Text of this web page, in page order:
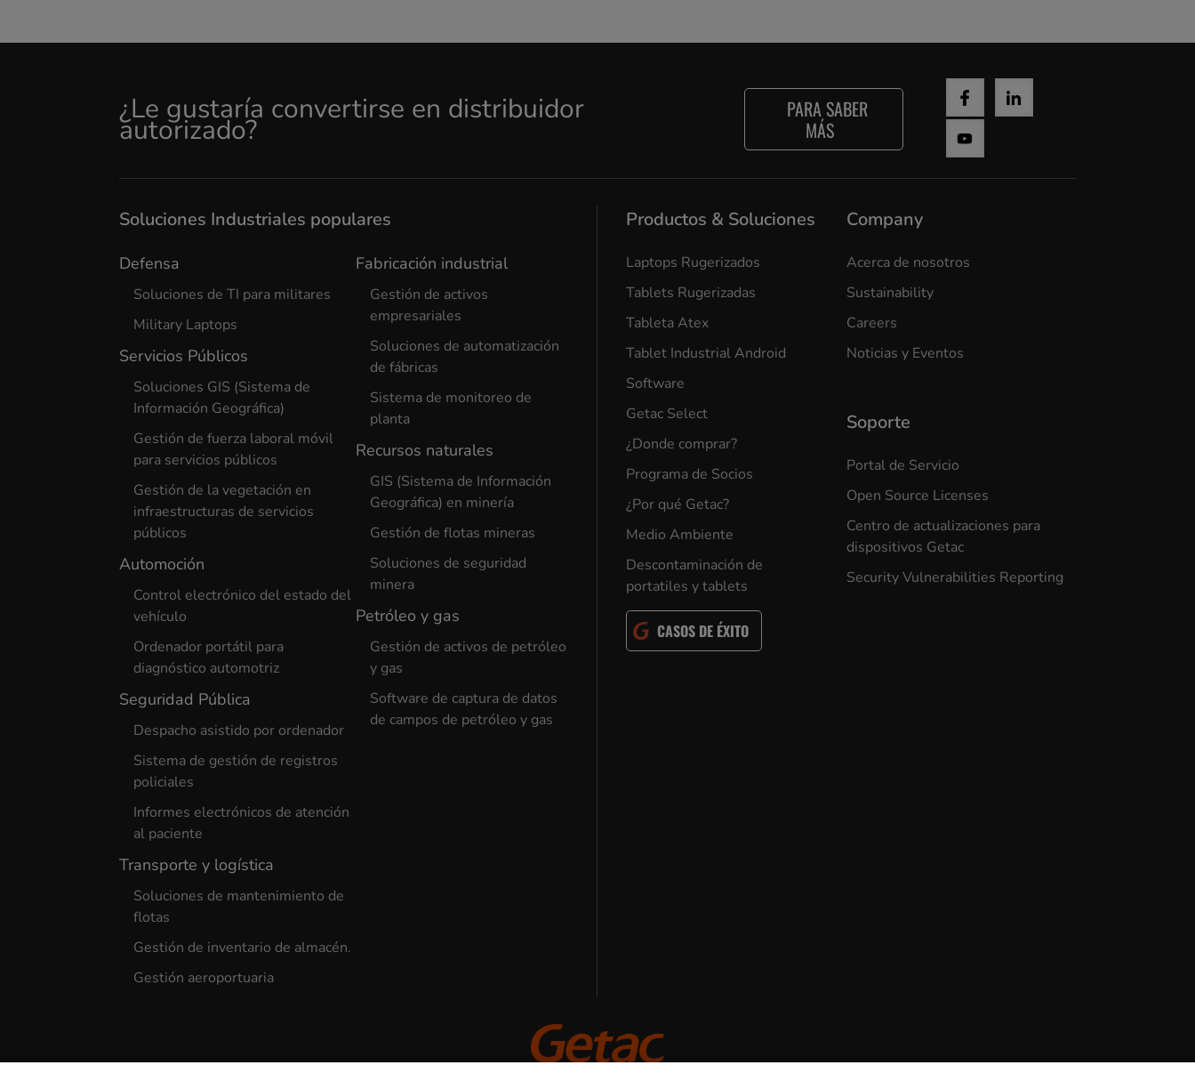
¿Le gustaría convertirse en distribuidor
autorizado?
PARA SABER
MÁS
Soluciones Industriales populares
Defensa
Soluciones de TI para militares
Military Laptops
Servicios Públicos
Soluciones GIS (Sistema de
Información Geográfica)
Gestión de fuerza laboral móvil
para servicios públicos
Gestión de la vegetación en
infraestructuras de servicios
públicos
Automoción
Control electrónico del estado del
vehículo
Ordenador portátil para
diagnóstico automotriz
Seguridad Pública
Despacho asistido por ordenador
Sistema de gestión de registros
policiales
Informes electrónicos de atención
al paciente
Transporte y logística
Soluciones de mantenimiento de
flotas
Gestión de inventario de almacén.
Gestión aeroportuaria
Fabricación industrial
Gestión de activos
empresariales
Soluciones de automatización
de fábricas
Sistema de monitoreo de
planta
Recursos naturales
GIS (Sistema de Información
Geográfica) en minería
Gestión de flotas mineras
Soluciones de seguridad
minera
Petróleo y gas
Gestión de activos de petróleo
y gas
Software de captura de datos
de campos de petróleo y gas
Productos & Soluciones
Laptops Rugerizados
Tablets Rugerizadas
Tableta Atex
Tablet Industrial Android
Software
Getac Select
¿Donde comprar?
Programa de Socios
¿Por qué Getac?
Medio Ambiente
Descontaminación de
portatiles y tablets
CASOS DE ÉXITO
Company
Acerca de nosotros
Sustainability
Careers
Noticias y Eventos
Soporte
Portal de Servicio
Open Source Licenses
Centro de actualizaciones para
dispositivos Getac
Security Vulnerabilities Reporting